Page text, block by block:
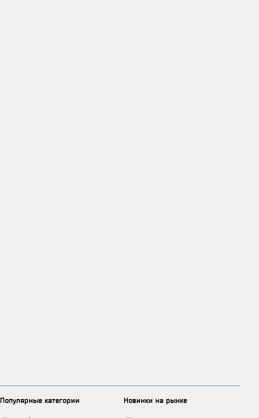
Популярные категории Новинки на рынке